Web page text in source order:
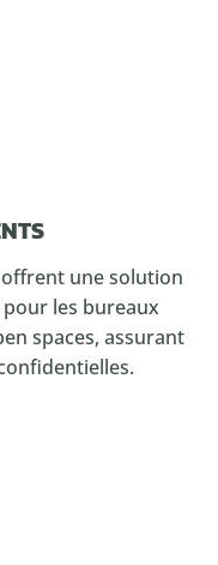
une solution
les bureaux
spaces, assurant